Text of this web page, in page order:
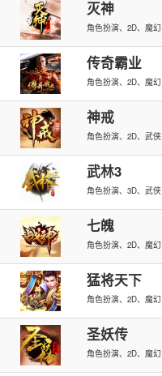
灭神
角色扮演、2D、魔幻
传奇霸业
角色扮演、2D、魔幻
神戒
角色扮演、2D、武侠
武林3
角色扮演、3D、武侠
七魄
角色扮演、2D、魔幻
猛将天下
角色扮演、2D、魔幻
圣妖传
角色扮演、2D、魔幻